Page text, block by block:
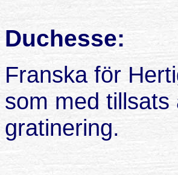
Duchesse:
Franska för
som med
gratinering.